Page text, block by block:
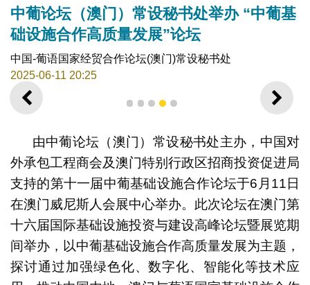
中葡论坛（澳门）常设秘书处举办 “中葡基
础设施合作高质量发展”论坛
中国-葡语国家经贸合作论坛(澳门)常设秘书处
2025-06-11 20:25
上一则 下一
1 2 3 4 5
由中葡论坛（澳门）常设秘书处主办，中国对
外承包工程商会及澳门特别行政区招商投资促进局
支持的第十一届中葡基础设施合作论坛于6月11日
在澳门威尼斯人会展中心举办。此次论坛在澳门第
十六届国际基础设施投资与建设高峰论坛暨展览期
间举办，以中葡基础设施合作高质量发展为主题，
探讨通过加强绿色化、数字化、智能化等技术应